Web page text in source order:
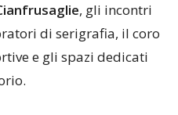
, gli incontri
di serigrafia, il coro
e gli spazi dedicati